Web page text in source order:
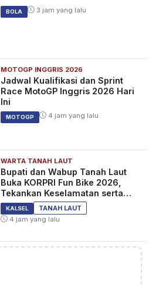
BOLA 3 jam yang lalu
MOTOGP INGGRIS 2026
Jadwal Kualifikasi dan Sprint
Race MotoGP Inggris 2026 Hari
Ini
MOTOGP 4 jam yang lalu
WARTA TANAH LAUT
Bupati dan Wabup Tanah Laut
Buka KORPRI Fun Bike 2026,
Tekankan Keselamatan serta
Kebersamaan
KALSEL
TANAH LAUT
4 jam yang lalu